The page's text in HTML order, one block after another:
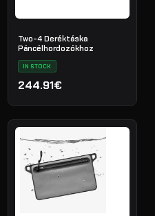
Two-4 Deréktáska
Páncélhordozókhoz
IN STOCK
244.91€